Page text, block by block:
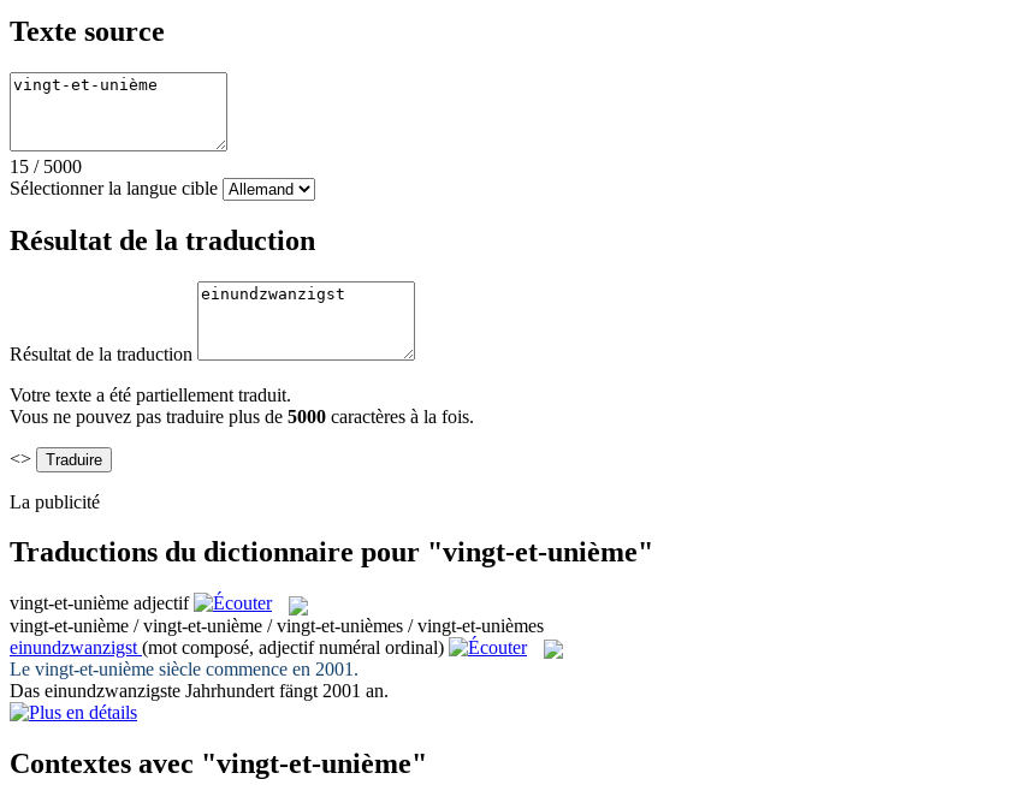
Texte source
15 / 5000
Sélectionner la langue cible
Résultat de la traduction
Résultat de la traduction
Votre texte a été partiellement traduit.
Vous ne pouvez pas traduire plus de 5000 caractères à la fois.
<>
La publicité
Traductions du dictionnaire pour "vingt-et-unième"
vingt-et-unième adjectif
vingt-et-unième / vingt-et-unième / vingt-et-unièmes / vingt-et-unièmes
einundzwanzigst (mot composé, adjectif numéral ordinal)
Le vingt-et-unième siècle commence en 2001.
Das einundzwanzigste Jahrhundert fängt 2001 an.
Contextes avec "vingt-et-unième"